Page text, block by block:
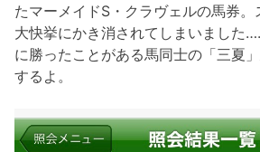
たマーメイドS・クラヴェルの馬券
大快挙にかき消されてしまいました
に勝ったことがある馬同士の「三夏
するよ。